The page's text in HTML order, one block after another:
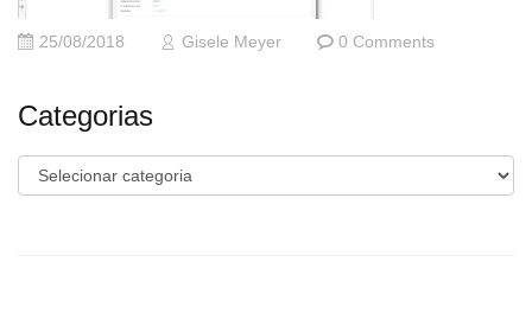
25/08/2018 Gisele Meyer 0 Comments
Categorias
Categorias